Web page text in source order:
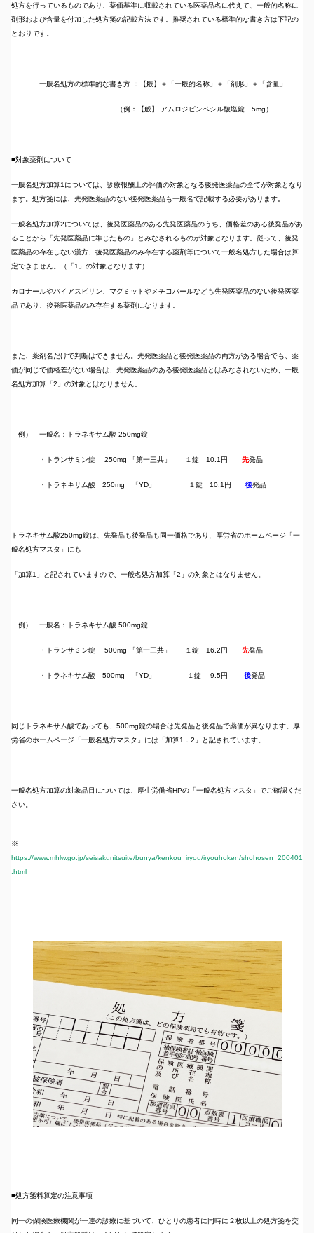
処方を行っているものであり、薬価基準に収載されている医薬品名に代えて、一般的名称に
剤形および含量を付加した処方箋の記載方法です。推奨されている標準的な書き方は下記の
とおりです。
一般名処方の標準的な書き方 ：【般】＋「一般的名称」＋「剤形」＋「含量」
（例：【般】 アムロジピンベシル酸塩錠 5mg）
■対象薬剤について
一般名処方加算1については、診療報酬上の評価の対象となる後発医薬品の全てが対象となり
ます。処方箋には、先発医薬品のない後発医薬品も一般名で記載する必要があります。
一般名処方加算2については、後発医薬品のある先発医薬品のうち、価格差のある後発品があ
ることから「先発医薬品に準じたもの」とみなされるものが対象となります。従って、後発
医薬品の存在しない漢方、後発医薬品のみ存在する薬剤等について一般名処方した場合は算
定できません。（「1」の対象となります）
カロナールやバイアスピリン、マグミットやメチコバールなども先発医薬品のない後発医薬
品であり、後発医薬品のみ存在する薬剤になります。
また、薬剤名だけで判断はできません。先発医薬品と後発医薬品の両方がある場合でも、薬
価が同じで価格差がない場合は、先発医薬品のある後発医薬品とはみなされないため、一般
名処方加算「2」の対象とはなりません。
例） 一般名：トラネキサム酸 250mg錠
・トランサミン錠 250mg 「第一三共」 １錠 10.1円 先発品
・トラネキサム酸 250mg 「YD」 １錠 10.1円 後発品
トラネキサム酸250mg錠は、先発品も後発品も同一価格であり、厚労省のホームページ「一
般名処方マスタ」にも
「加算1」と記されていますので、一般名処方加算「2」の対象とはなりません。
例） 一般名：トラネキサム酸 500mg錠
・トランサミン錠 500mg 「第一三共」 １錠 16.2円 先発品
・トラネキサム酸 500mg 「YD」 １錠 9.5円 後発品
同じトラネキサム酸であっても、500mg錠の場合は先発品と後発品で薬価が異なります。厚
労省のホームページ「一般名処方マスタ」には「加算1．2」と記されています。
一般名処方加算の対象品目については、厚生労働省HPの「一般名処方マスタ」でご確認くだ
さい。
※
https://www.mhlw.go.jp/seisakunitsuite/bunya/kenkou_iryou/iryouhoken/shohosen_200401
.html
■処方箋料算定の注意事項
同一の保険医療機関が一連の診療に基づいて、ひとりの患者に同時に２枚以上の処方箋を交